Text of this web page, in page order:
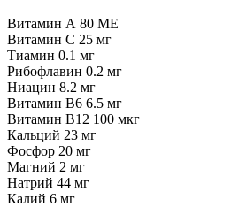
Витамин А 80 МЕ
Витамин С 25 мг
Тиамин 0.1 мг
Рибофлавин 0.2 мг
Ниацин 8.2 мг
Витамин B6 6.5 мг
Витамин B12 100 мкг
Кальций 23 мг
Фосфор 20 мг
Магний 2 мг
Натрий 44 мг
Калий 6 мг